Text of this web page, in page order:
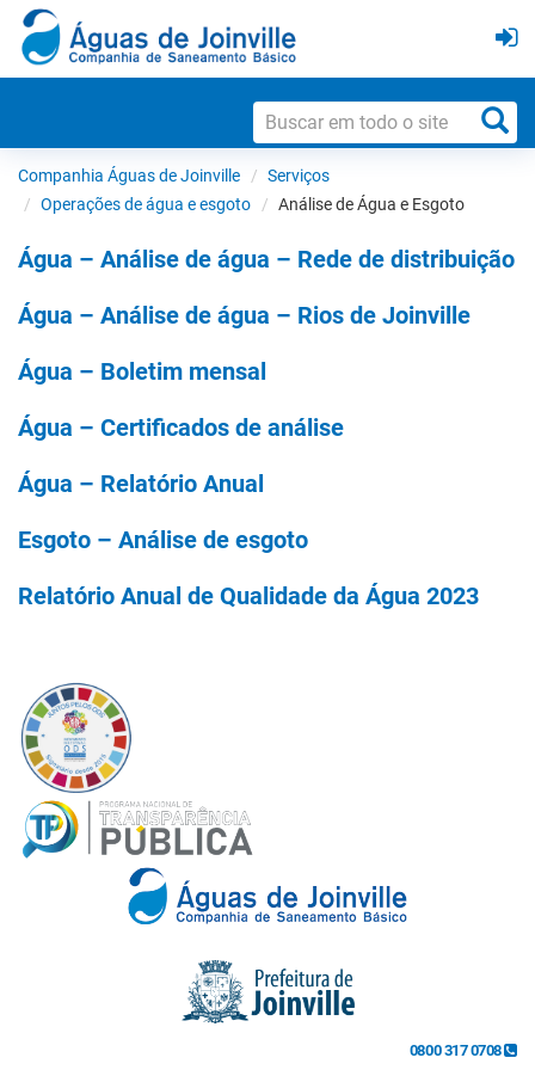
Companhia Águas de Joinville
Serviços
Operações de água e esgoto
Análise de Água e Esgoto
Água – Análise de água – Rede de distribuição
Água – Análise de água – Rios de Joinville
Água – Boletim mensal
Água – Certificados de análise
Água – Relatório Anual
Esgoto – Análise de esgoto
Relatório Anual de Qualidade da Água 2023
0800 317 0708